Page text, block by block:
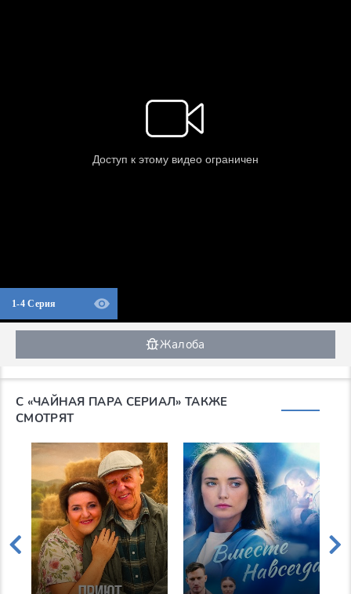
1-4 Серия
Жалоба
С «ЧАЙНАЯ ПАРА СЕРИАЛ» ТАКЖЕ
СМОТРЯТ